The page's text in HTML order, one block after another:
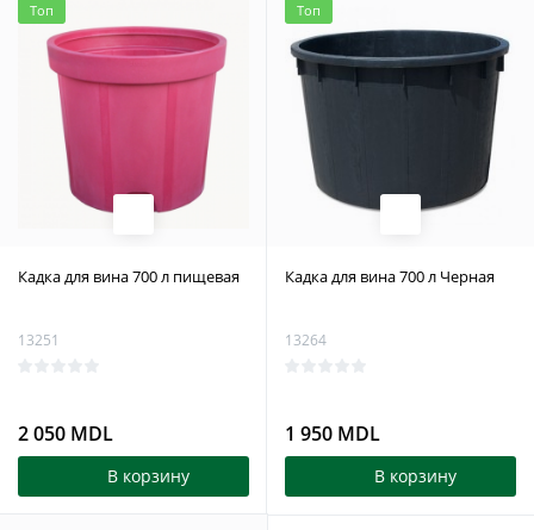
Топ
Кадка для вина 700 л пищевая
13251
2 050 MDL
В корзину
Топ
Кадка для вина 700 л Черная
13264
1 950 MDL
В корзину